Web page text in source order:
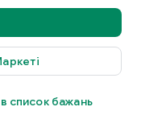
список бажань